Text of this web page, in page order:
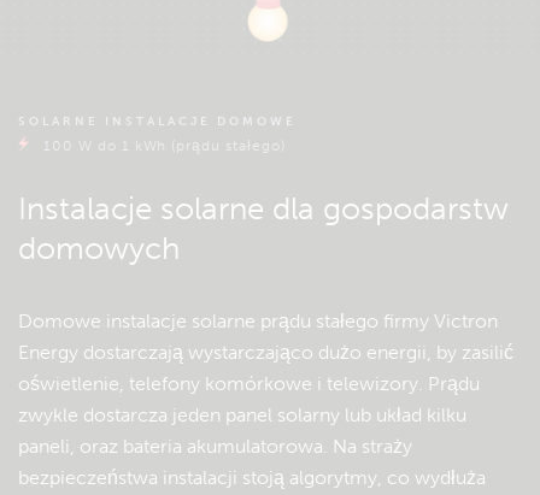
SOLARNE INSTALACJE DOMOWE
100 W do 1 kWh (prądu stałego)
Instalacje solarne dla gospodarstw
domowych
Domowe instalacje solarne prądu stałego firmy Victron
Energy dostarczają wystarczająco dużo energii, by zasilić
oświetlenie, telefony komórkowe i telewizory. Prądu
zwykle dostarcza jeden panel solarny lub układ kilku
paneli, oraz bateria akumulatorowa. Na straży
bezpieczeństwa instalacji stoją algorytmy, co wydłuża